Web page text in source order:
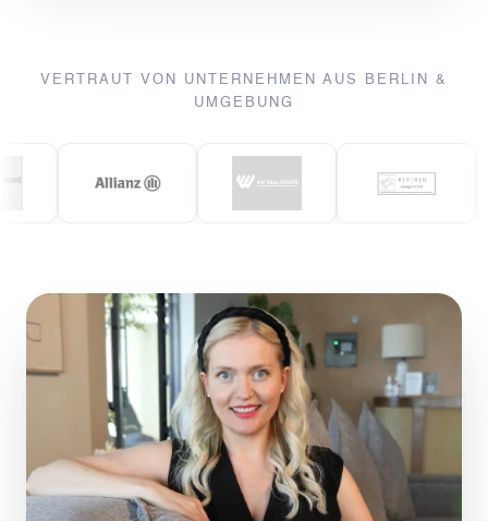
VERTRAUT VON UNTERNEHMEN AUS BERLIN &
UMGEBUNG